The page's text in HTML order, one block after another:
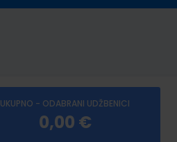
UKUPNO - ODABRANI UDŽBENICI
0,00 €